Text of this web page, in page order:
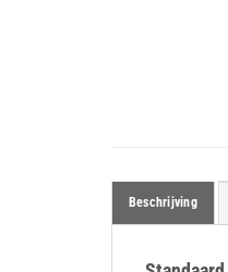
Beschrijving